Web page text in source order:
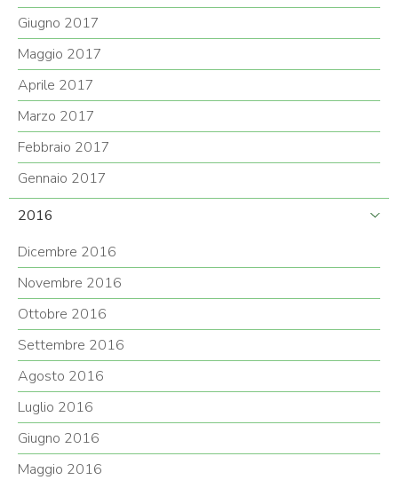
Giugno 2017
Maggio 2017
Aprile 2017
Marzo 2017
Febbraio 2017
Gennaio 2017
2016
Dicembre 2016
Novembre 2016
Ottobre 2016
Settembre 2016
Agosto 2016
Luglio 2016
Giugno 2016
Maggio 2016